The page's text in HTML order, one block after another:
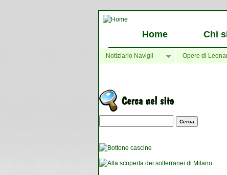
Home Chi
Notiziario Navigli Opere di
Maschera di ricerca